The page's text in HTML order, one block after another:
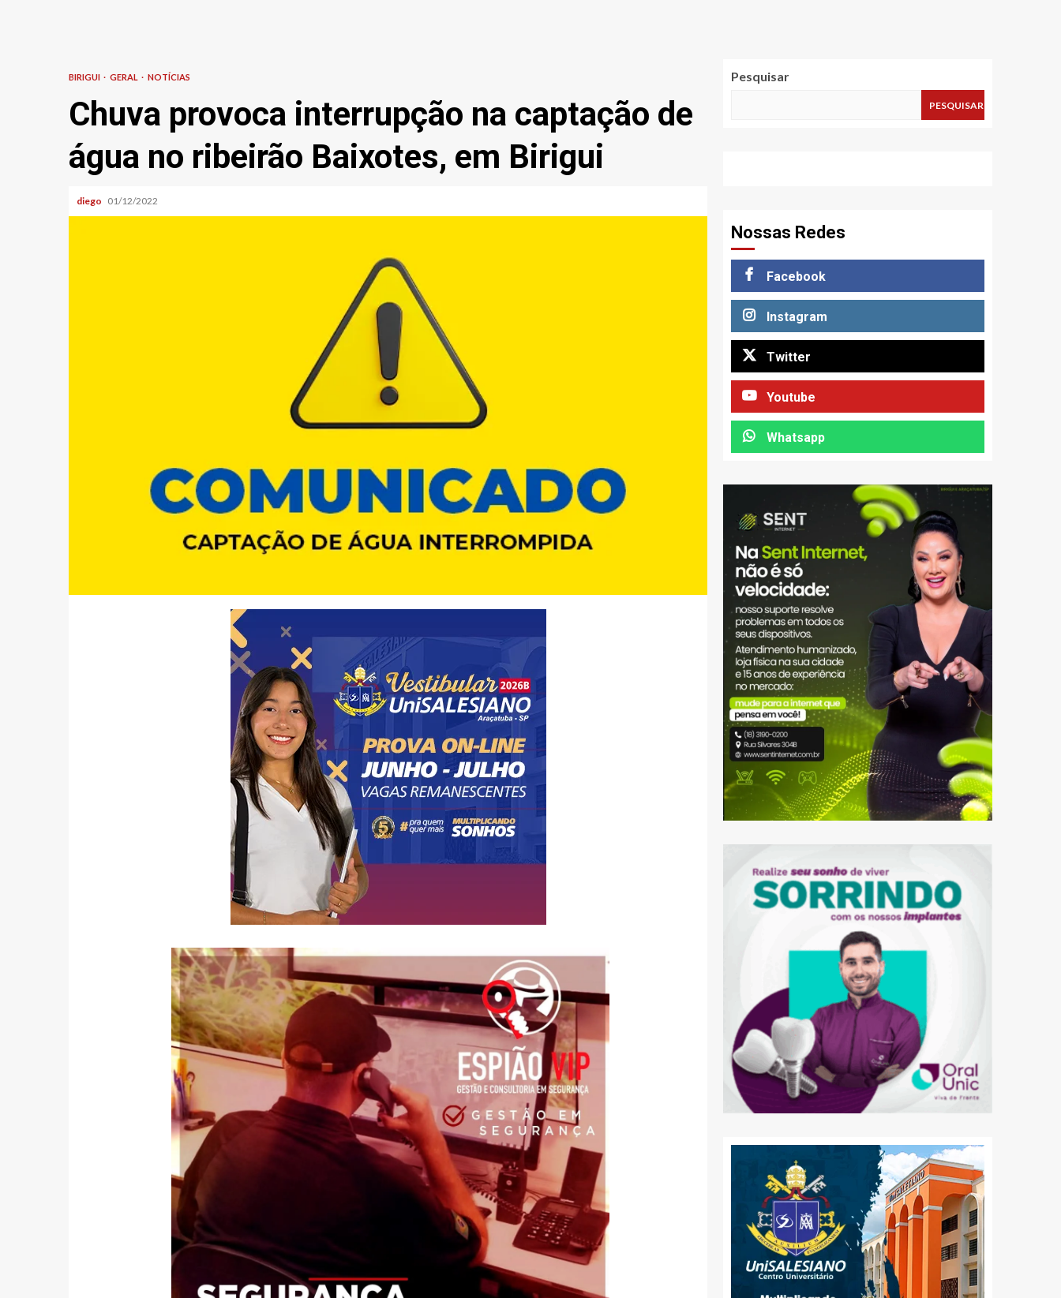
BIRIGUI GERAL NOTÍCIAS
Chuva provoca interrupção na captação de
água no ribeirão Baixotes, em Birigui
diego 01/12/2022
Pesquisar
PESQUISAR
Nossas Redes
Facebook
Instagram
Twitter
Youtube
Whatsapp